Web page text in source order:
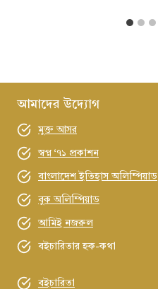
আমাদের উদ্যোগ
মুক্ত আসর
স্বপ্ন ‘৭১ প্রকাশন
বাংলাদেশ ইতিহাস অলিম্পিয়াড
বুক অলিম্পিয়াড
আমিই নজরুল
বইচারিতার হক-কথা
বইচারিতা